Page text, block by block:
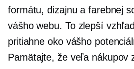
formátu, dizajnu a farebnej
vášho webu. To zlepší
pritiahne oko vášho
Pamätajte, že veľa nákupov